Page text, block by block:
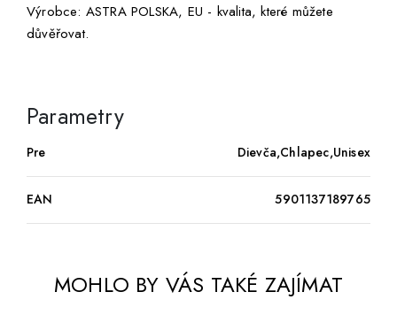
Výrobce: ASTRA POLSKA, EU - kvalita, které můžete
důvěřovat.
Parametry
Pre Dievča,Chlapec,Unisex
EAN 5901137189765
MOHLO BY VÁS TAKÉ ZAJÍMAT